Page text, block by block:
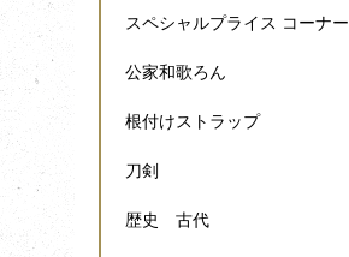
スペシャルプライス コーナー
公家和歌ろん
根付けストラップ
刀剣
歴史 古代